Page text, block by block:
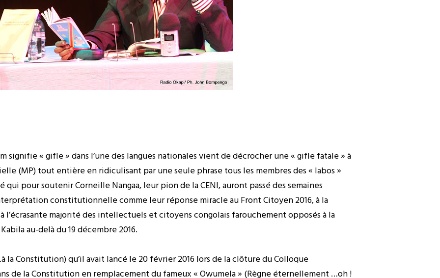
signifie « gifle » dans l’une des langues nationales vient de décrocher une « gifle fatale » à
(MP) tout entière en ridiculisant par une seule phrase tous les membres des « labos »
pour soutenir Corneille Nangaa, leur pion de la CENI, auront passé des semaines
constitutionnelle comme leur réponse miracle au Front Citoyen 2016, à la
l’écrasante majorité des intellectuels et citoyens congolais farouchement opposés à la
au-delà du 19 décembre 2016.
la Constitution) qu’il avait lancé le 20 février 2016 lors de la clôture du Colloque
de la Constitution en remplacement du fameux « Owumela » (Règne éternellement …oh !